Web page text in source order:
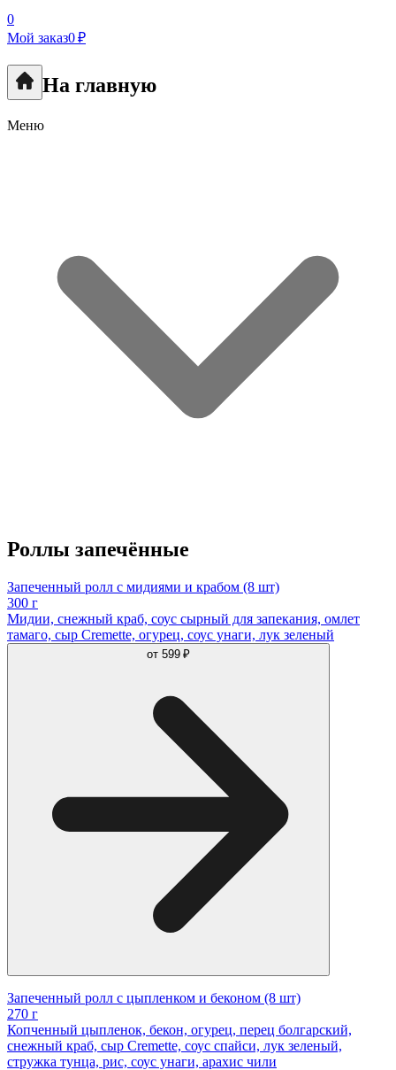
0
Мой заказ0 ₽
На главную
Меню
Роллы запечённые
Запеченный ролл с мидиями и крабом (8 шт)
300 г
Мидии, снежный краб, соус сырный для запекания, омлет
тамаго, сыр Cremette, огурец, соус унаги, лук зеленый
от 599 ₽
Запеченный ролл с цыпленком и беконом (8 шт)
270 г
Копченный цыпленок, бекон, огурец, перец болгарский,
снежный краб, сыр Cremette, соус спайси, лук зеленый,
стружка тунца, рис, соус унаги, арахис чили